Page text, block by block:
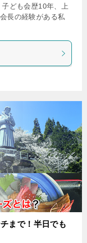
ども会歴10年、上
長の経験がある私
まで！半日でも